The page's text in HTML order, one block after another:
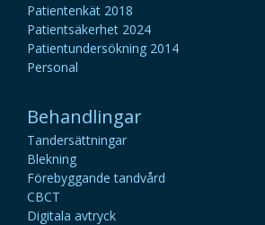
Patientenkät 2018
Patientsäkerhet 2024
Patientundersökning 2014
Personal
Behandlingar
Tandersättningar
Blekning
Förebyggande tandvård
CBCT
Digitala avtryck